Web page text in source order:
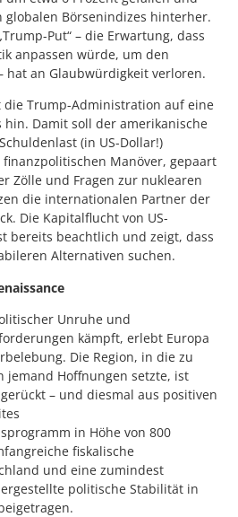
Börsenindizes hinterher.
Put“ – die Erwartung, dass
anpassen würde, um den
hat an Glaubwürdigkeit verloren.
Trump-Administration auf eine
hin. Damit soll der amerikanische
(in US-Dollar!)
Manöver, gepaart
Zölle und Fragen zur nuklearen
die internationalen Partner der
Die Kapitalflucht von US-
bereits beachtlich und zeigt, dass
Alternativen suchen.
Unruhe und
kämpft, erlebt Europa
Die Region, in die zu
jemand Hoffnungen setzte, ist
– und diesmal aus positiven
in Höhe von 800
fiskalische
und eine zumindest
politische Stabilität in